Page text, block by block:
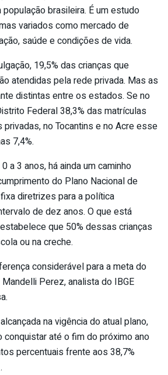
brasileira. É um estudo
variados como mercado de
saúde e condições de vida.
19,5% das crianças que
atendidas pela rede privada. Mas as
distintas entre os estados. Se no
Federal 38,3% das matrículas
no Tocantins e no Acre esse
7,4%.
a 3 anos, há ainda um caminho
do Plano Nacional de
diretrizes para a política
de dez anos. O que está
que 50% dessas crianças
ou na creche.
considerável para a meta do
Perez, analista do IBGE
na vigência do atual plano,
até o fim do próximo ano
percentuais frente aos 38,7%